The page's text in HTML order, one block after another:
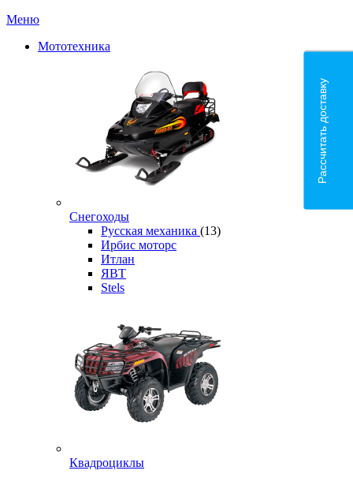
Меню
Мототехника
Снегоходы
Русская механика (13)
Ирбис моторс
Итлан
ЯВТ
Stels
Квадроциклы
Рассчитать доставку